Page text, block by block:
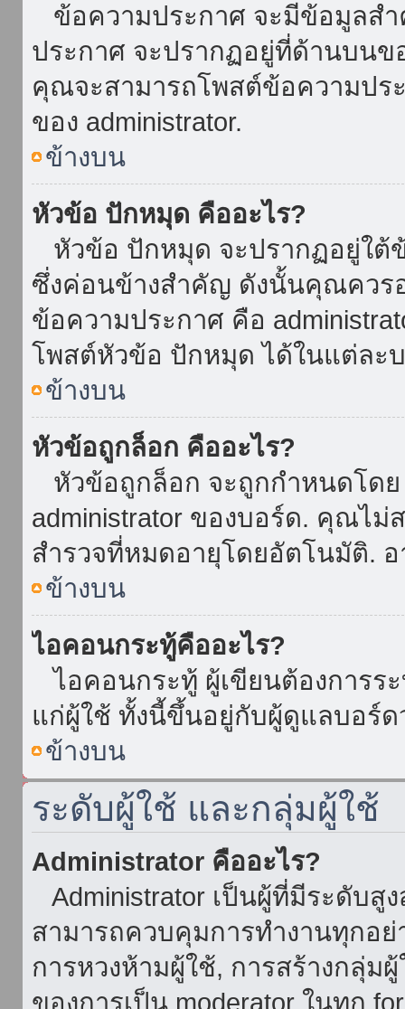
ข้อความประกาศ จะมีข้อมูลส
ประกาศ จะปรากฏอยู่ที่ด้านบนข
คุณจะสามารถโพสต์ข้อความป
ของ administrator.
ข้างบน
หัวข้อ ปักหมุด คืออะไร?
หัวข้อ ปักหมุด จะปรากฏอยู่ใต้
ซึ่งค่อนข้างสำคัญ ดังนั้นคุณควร
ข้อความประกาศ คือ
โพสต์หัวข้อ ปักหมุด ได้ในแต่ละ
ข้างบน
หัวข้อถูกล็อก คืออะไร?
หัวข้อถูกล็อก จะถูกกำหนดโดย
administrator ของบอร์ด. คุณไ
สำรวจที่หมดอายุโดยอัตโนมัติ.
ข้างบน
ไอคอนกระทู้คืออะไร?
ไอคอนกระทู้ ผู้เขียนต้องการร
แก่ผู้ใช้ ทั้งนี้ขึ้นอยู่กับผู้ดูแลบอร์
ข้างบน
ระดับผู้ใช้ และกลุ่มผู้ใช้
Administrator คืออะไร?
Administrator เป็นผู้ที่มีระดับ
สามารถควบคุมการทำงานทุกอ
การหวงห้ามผู้ใช้, การสร้างกลุ่ม
ของการเป็น moderator ในทุก